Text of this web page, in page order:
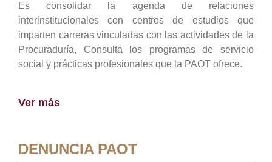
Es consolidar la agenda de relaciones
interinstitucionales con centros de estudios que
imparten carreras vinculadas con las actividades de la
Procuraduría, Consulta los programas de servicio
social y prácticas profesionales que la PAOT ofrece.
Ver más
DENUNCIA PAOT